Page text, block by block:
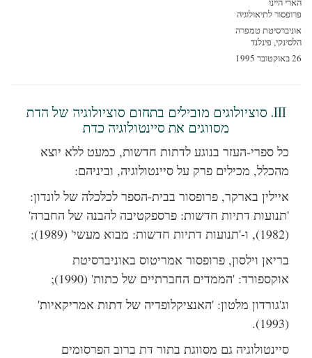
לתיאולוגיה
טמפרה
פינלנד
מסווגים את סיינטולוגיה כדת
כל ספרי-העזר בנוגע לדתות חדשות, כמעט ללא יוצא
מהכלל, מכילים פרק על סיינטולוגיה, וביניהם:
איילין בארקר, פרופסור בבית-הספר לכלכלה של לונדון:
'תנועות דתיות חדשות: פרספקטיבה להבנה של החברה'
בריאן וילסון, פרופסור אמריטוס באוניברסיטת
אוקספורד:'הממדים החברתיים של כתות' (1990);
וג'גורדון מלטון: 'האנציקלופדיה של דתות אמריקאיות'
סיינטולוגיה גם מסווגת בתור דת ברוב הפרסומים